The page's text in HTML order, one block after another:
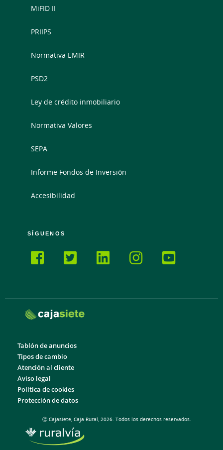
MiFID II
PRIIPS
Normativa EMIR
PSD2
Ley de crédito inmobiliario
Normativa Valores
SEPA
Informe Fondos de Inversión
Accesibilidad
SÍGUENOS
Tablón de anuncios
Tipos de cambio
Atención al cliente
Aviso legal
Política de cookies
Protección de datos
Ⓒ Cajasiete, Caja Rural, 2026. Todos los derechos reservados.